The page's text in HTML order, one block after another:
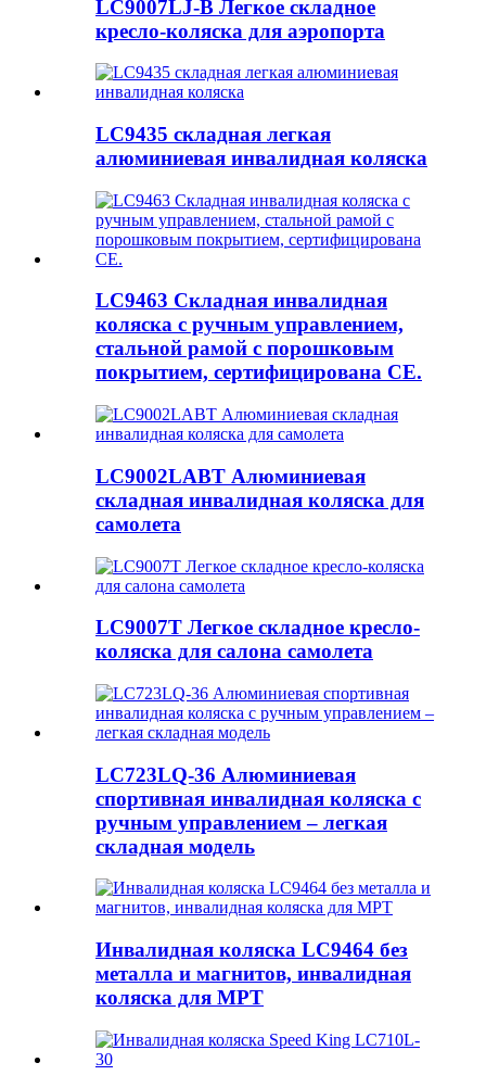
LC9007LJ-B Легкое складное
кресло-коляска для аэропорта
LC9435 складная легкая
алюминиевая инвалидная коляска
LC9463 Складная инвалидная
коляска с ручным управлением,
стальной рамой с порошковым
покрытием, сертифицирована CE.
LC9002LABT Алюминиевая
складная инвалидная коляска для
самолета
LC9007T Легкое складное кресло-
коляска для салона самолета
LC723LQ-36 Алюминиевая
спортивная инвалидная коляска с
ручным управлением – легкая
складная модель
Инвалидная коляска LC9464 без
металла и магнитов, инвалидная
коляска для МРТ